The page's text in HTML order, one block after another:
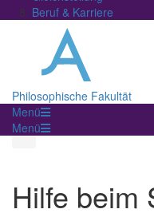
Beruf & Karriere
Philosophische Fakultät
Menü
Menü
Hilfe beim